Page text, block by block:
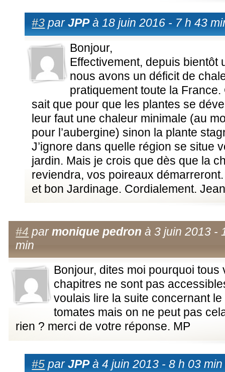
#3 parJPPà 18 juin 2016 - 7 h 43
Bonjour,
Effectivement, depuis bientôt
nous avons un déficit de
pratiquement toute la France.
sait que pour que les plantes se
leur faut une chaleur minimale (au
pour l’aubergine) sinon la plante
J’ignore dans quelle région se situe
jardin. Mais je crois que dès que la
reviendra, vos poireaux
et bon Jardinage. Cordialement.
#4 parmonique pedron à 3 juin 2013 -
min
Bonjour, dites moi pourquoi tous
chapitres ne sont pas
voulais lire la suite concernant
tomates mais on ne peut pas
rien ? merci de votre réponse. MP
#5 parJPPà 4 juin 2013 - 8 h 03 min